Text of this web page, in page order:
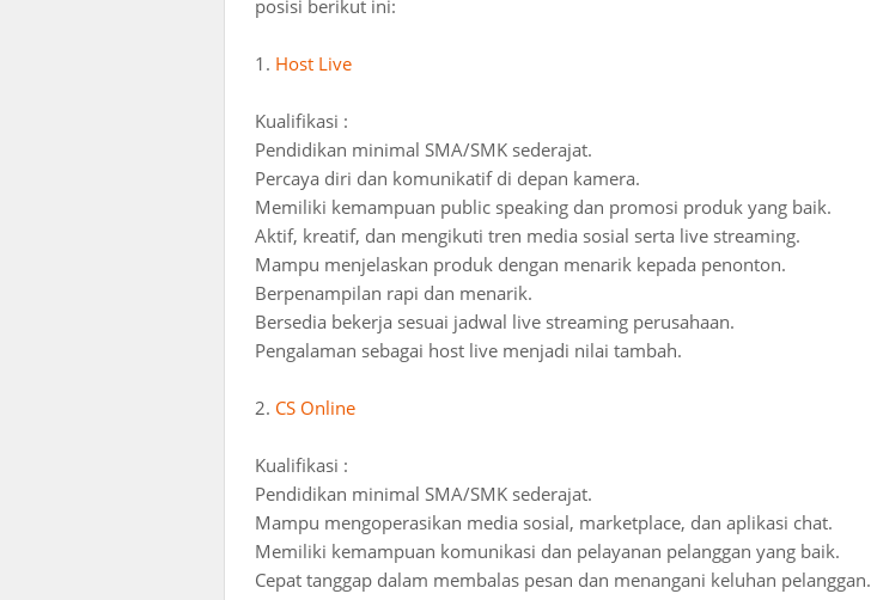
posisi berikut ini:
1. Host Live
Kualifikasi :
Pendidikan minimal SMA/SMK sederajat.
Percaya diri dan komunikatif di depan kamera.
Memiliki kemampuan public speaking dan promosi produk yang baik.
Aktif, kreatif, dan mengikuti tren media sosial serta live streaming.
Mampu menjelaskan produk dengan menarik kepada penonton.
Berpenampilan rapi dan menarik.
Bersedia bekerja sesuai jadwal live streaming perusahaan.
Pengalaman sebagai host live menjadi nilai tambah.
2. CS Online
Kualifikasi :
Pendidikan minimal SMA/SMK sederajat.
Mampu mengoperasikan media sosial, marketplace, dan aplikasi chat.
Memiliki kemampuan komunikasi dan pelayanan pelanggan yang baik.
Cepat tanggap dalam membalas pesan dan menangani keluhan pelanggan.